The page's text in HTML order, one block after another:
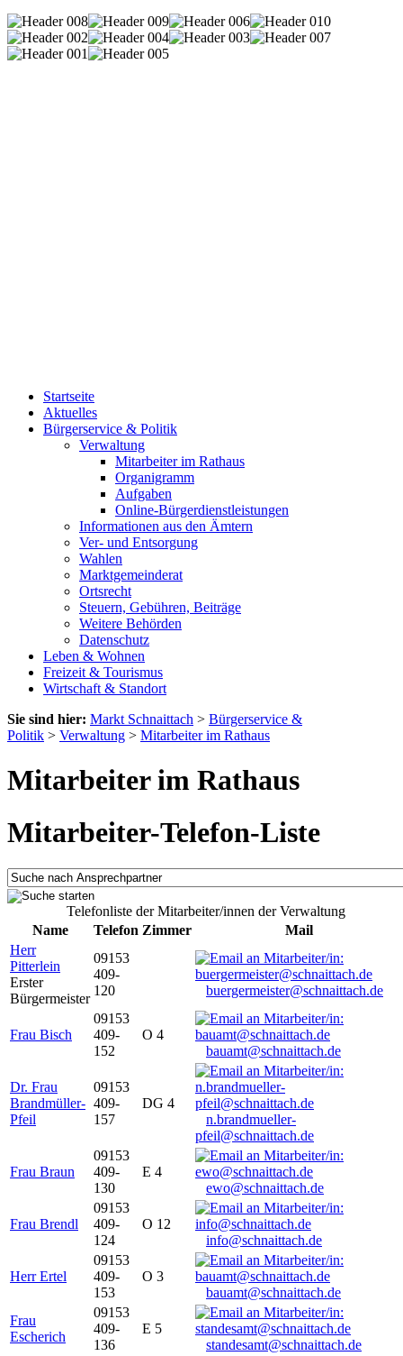
Startseite
Aktuelles
Bürgerservice & Politik
Verwaltung
Mitarbeiter im Rathaus
Organigramm
Aufgaben
Online-Bürgerdienstleistungen
Informationen aus den Ämtern
Ver- und Entsorgung
Wahlen
Marktgemeinderat
Ortsrecht
Steuern, Gebühren, Beiträge
Weitere Behörden
Datenschutz
Leben & Wohnen
Freizeit & Tourismus
Wirtschaft & Standort
Sie sind hier: Markt Schnaittach > Bürgerservice &
Politik > Verwaltung > Mitarbeiter im Rathaus
Mitarbeiter im Rathaus
Mitarbeiter-Telefon-Liste
Telefonliste der Mitarbeiter/innen der Verwaltung
Name
Telefon Zimmer
Mail
Herr
Pitterlein
Erster
Bürgermeister
09153
409-
120
buergermeister@schnaittach.de
Frau Bisch
09153
409-
152
O 4
bauamt@schnaittach.de
Dr. Frau
Brandmüller-
Pfeil
09153
409-
157
DG 4
n.brandmueller-
pfeil@schnaittach.de
Frau Braun
09153
409-
130
E 4
ewo@schnaittach.de
Frau Brendl
09153
409-
124
O 12
info@schnaittach.de
Herr Ertel
09153
409-
153
O 3
bauamt@schnaittach.de
Frau
Escherich
09153
409-
136
E 5
standesamt@schnaittach.de